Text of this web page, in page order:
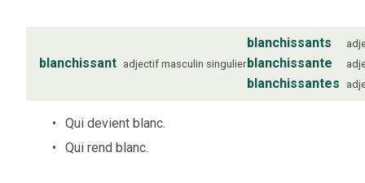
blanchissant adjectif masculin singulier
blanchissants
blanchissante
blanchissantes
Qui devient blanc.
Qui rend blanc.